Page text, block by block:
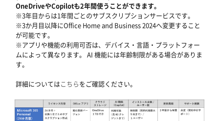
OneDriveやCopilotも2年間使うことができます。
※3年目からは1年間ごとのサブスクリプションサービスです。
※3か月目以降にOffice Home and Business 2024へ変更すること
が可能です。
※アプリや機能の利用可否は、デバイス・言語・プラットフォー
ムによって異なります。 AI 機能には年齢制限がある場合がありま
す。
詳細についてはこちらをご確認ください。